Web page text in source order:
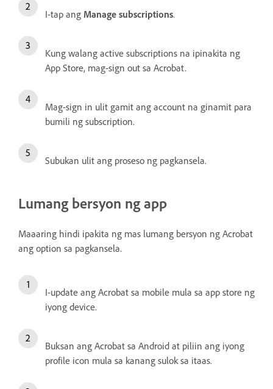
I-tap ang Manage subscriptions.
Kung walang active subscriptions na ipinakita ng
App Store, mag-sign out sa Acrobat.
Mag-sign in ulit gamit ang account na ginamit para
bumili ng subscription.
Subukan ulit ang proseso ng pagkansela.
Lumang bersyon ng app
Maaaring hindi ipakita ng mas lumang bersyon ng Acrobat
ang option sa pagkansela.
I-update ang Acrobat sa mobile mula sa app store ng
iyong device.
Buksan ang Acrobat sa Android at piliin ang iyong
profile icon mula sa kanang sulok sa itaas.